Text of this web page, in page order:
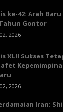
ke-42: Arah
Gontor
2026
XLII Sukses
2026
Iran: